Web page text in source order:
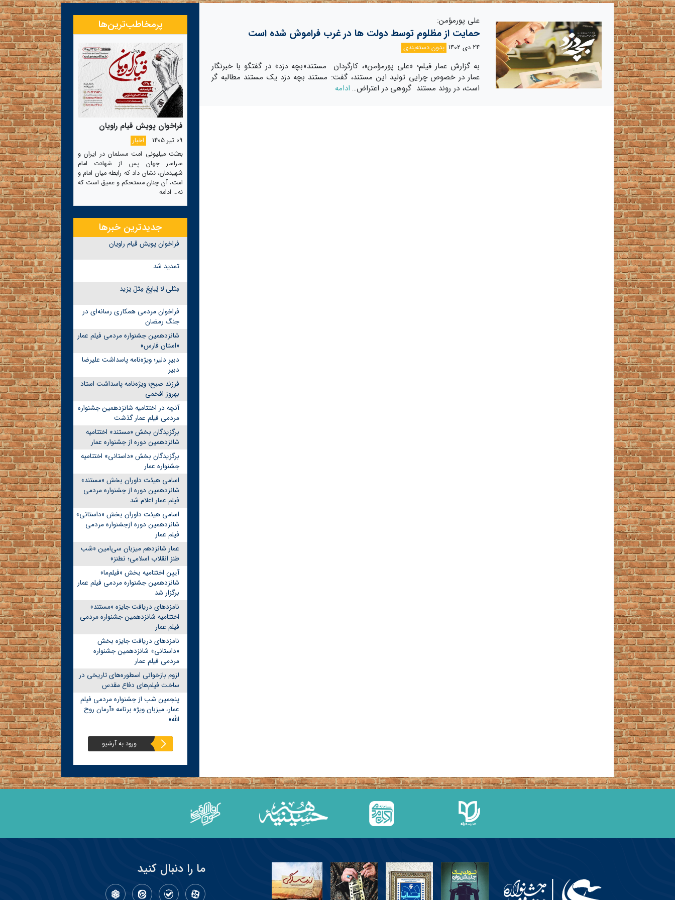
علی پورمؤمن:
حمایت از مظلوم توسط دولت ها در غرب فراموش شده است
24 دی 1402 بدون دسته‌بندی
به گزارش عمار فیلم؛ «علی پورمؤمن»، کارگردان مستند«بچه دزد» در گفتگو با خبرنگار
عمار در خصوص چرایی تولید این مستند، گفت: مستند بچه دزد یک مستند مطالبه گر
است، در روند مستند گروهی در اعتراض… ادامه
پرمخاطب‌ترین‌ها
فراخوان پویش قیام راویان
09 تیر 1405
اخبار
بعثت میلیونی امت مسلمان در ایران و
سراسر جهان پس از شهادت امام
شهیدمان، نشان داد که رابطه میان امام و
امت، آن چنان مستحکم و عمیق است که
نه… ادامه
جدیدترین خبرها
فراخوان پویش قیام راویان
تمدید شد
مِثلی لا یُبایِعُ مِثلَ یَزید
فراخوان مردمی همکاری رسانه‌ای در
جنگ رمضان
شانزدهمین جشنواره مردمی فیلم عمار
«استان فارس»
دبیرِ دلیر؛ ویژه‌نامه پاسداشت علیرضا
دبیر
فرزند صبح؛ ویژه‌نامه پاسداشت استاد
بهروز افخمی
آنچه در اختتامیه شانزدهمین جشنواره
مردمی فیلم عمار گذشت
برگزیدگان بخش «مستند» اختتامیه
شانزدهمین دوره از جشنواره عمار
برگزیدگان بخش «داستانی» اختتامیه
جشنواره عمار
اسامی هیئت داوران بخش «مستند»
شانزدهمین دوره از جشنواره مردمی
فیلم عمار اعلام شد
اسامی هیئت داوران بخش «داستانی»
شانزدهمین دوره ازجشنواره مردمی
فیلم عمار
عمار شانزدهم میزبان سی‌امین «شب
طنز انقلاب اسلامی؛ نطنز»
آیین اختتامیه بخش «فیلم‌ما»
شانزدهمین جشنواره مردمی فیلم عمار
برگزار شد
نامزدهای دریافت جایزه «مستند»
اختتامیه شانزدهمین جشنواره مردمی
فیلم عمار
نامزدهای دریافت جایزه بخش
«داستانی» شانزدهمین جشنواره
مردمی فیلم عمار
لزوم بازخوانی اسطوره‌های تاریخی در
ساخت فیلم‌های دفاع مقدس
پنجمین شب از جشنواره مردمی فیلم
عمار، میزبان ویژه برنامه «آرمان روح
الله»
ورود به آرشیو
ما را دنبال کنید